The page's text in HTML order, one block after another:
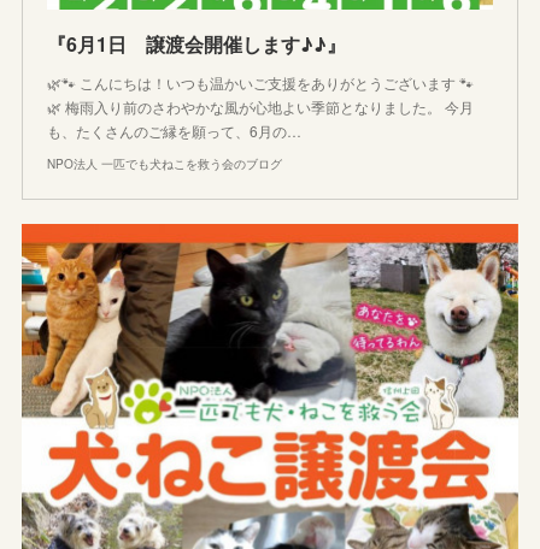
『6月1日 譲渡会開催します♪♪』
🌿🐾 こんにちは！いつも温かいご支援をありがとうございます 🐾
🌿 梅雨入り前のさわやかな風が心地よい季節となりました。 今月
も、たくさんのご縁を願って、6月の…
NPO法人 一匹でも犬ねこを救う会のブログ